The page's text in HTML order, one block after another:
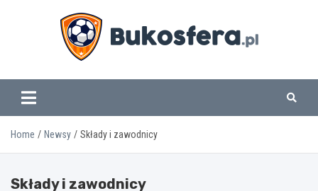
www.bukosfera.pl
Home Newsy Składy i zawodnicy
Składy i zawodnicy